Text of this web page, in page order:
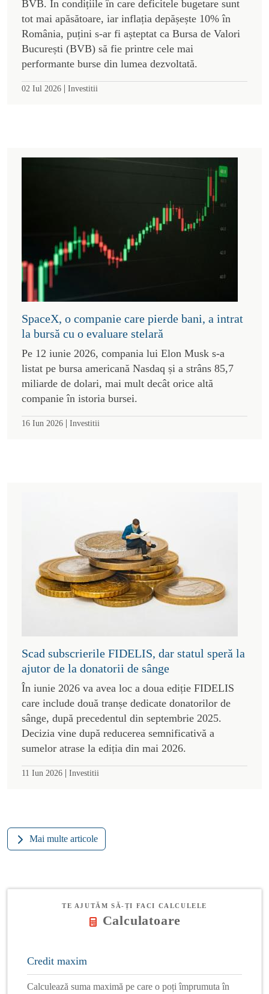
BVB. În condițiile în care deficitele bugetare sunt
tot mai apăsătoare, iar inflația depășește 10% în
România, puțini s-ar fi așteptat ca Bursa de Valori
București (BVB) să fie printre cele mai
performante burse din lumea dezvoltată.
02 Iul 2026 | Investitii
SpaceX, o companie care pierde bani, a intrat
la bursă cu o evaluare stelară
Pe 12 iunie 2026, compania lui Elon Musk s-a
listat pe bursa americană Nasdaq și a strâns 85,7
miliarde de dolari, mai mult decât orice altă
companie în istoria bursei.
16 Iun 2026 | Investitii
Scad subscrierile FIDELIS, dar statul speră la
ajutor de la donatorii de sânge
În iunie 2026 va avea loc a doua ediție FIDELIS
care include două tranșe dedicate donatorilor de
sânge, după precedentul din septembrie 2025.
Decizia vine după reducerea semnificativă a
sumelor atrase la ediția din mai 2026.
11 Iun 2026 | Investitii
Mai multe articole
TE AJUTĂM SĂ-ȚI FACI CALCULELE
Calculatoare
Credit maxim
Calculează suma maximă pe care o poți împrumuta în